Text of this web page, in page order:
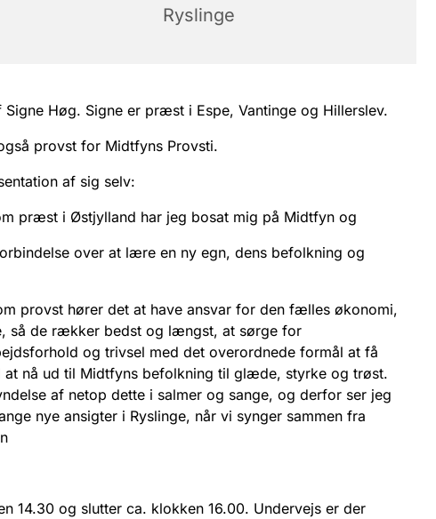
Ryslinge
Høg. Signe er præst i Espe, Vantinge og Hillerslev.
provst for Midtfyns Provsti.
af sig selv:
præst i Østjylland har jeg bosat mig på Midtfyn og
over at lære en ny egn, dens befolkning og
provst hører det at have ansvar for den fælles økonomi,
så de rækker bedst og længst, at sørge for
og trivsel med det overordnede formål at få
at nå ud til Midtfyns befolkning til glæde, styrke og trøst.
af netop dette i salmer og sange, og derfor ser jeg
nye ansigter i Ryslinge, når vi synger sammen fra
14.30 og slutter ca. klokken 16.00. Undervejs er der